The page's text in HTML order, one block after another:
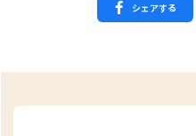
シェアする